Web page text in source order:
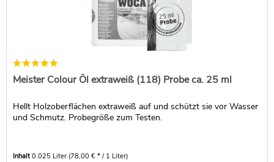
Meister Colour Öl extraweiß (118) Probe ca. 25 ml
Hellt Holzoberflächen extraweiß auf und schützt sie vor Wasser
und Schmutz. Probegröße zum Testen.
Inhalt0.025 Liter (78,00 € * / 1 Liter)